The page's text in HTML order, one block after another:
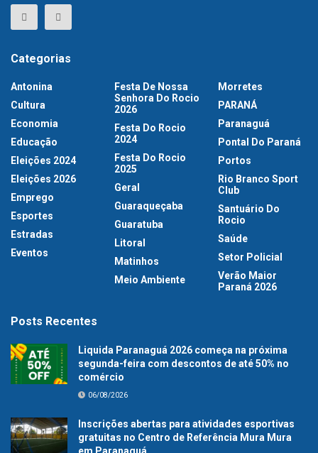
Categorias
Antonina
Cultura
Economia
Educação
Eleições 2024
Eleições 2026
Emprego
Esportes
Estradas
Eventos
Festa De Nossa
Senhora Do Rocio
2026
Festa Do Rocio
2024
Festa Do Rocio
2025
Geral
Guaraqueçaba
Guaratuba
Litoral
Matinhos
Meio Ambiente
Morretes
PARANÁ
Paranaguá
Pontal Do Paraná
Portos
Rio Branco Sport
Club
Santuário Do
Rocio
Saúde
Setor Policial
Verão Maior
Paraná 2026
Posts Recentes
Liquida Paranaguá 2026 começa na próxima
segunda-feira com descontos de até 50% no
comércio
06/08/2026
Inscrições abertas para atividades esportivas
gratuitas no Centro de Referência Mura Mura
em Paranaguá